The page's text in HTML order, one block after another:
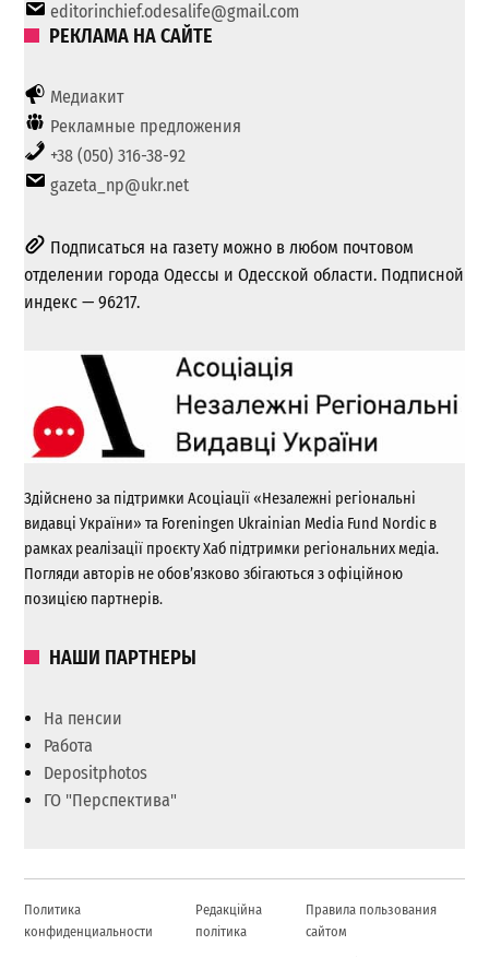
editorinchief.odesalife@gmail.com
РЕКЛАМА НА САЙТЕ
Медиакит
Рекламные предложения
+38 (050) 316-38-92
gazeta_np@ukr.net
Подписаться на газету можно в любом почтовом
отделении города Одессы и Одесской области. Подписной
индекс — 96217.
Здійснено за підтримки Асоціації «Незалежні регіональні
видавці України» та Foreningen Ukrainian Media Fund Nordic в
рамках реалізації проєкту Хаб підтримки регіональних медіа.
Погляди авторів не обов’язково збігаються з офіційною
позицією партнерів.
НАШИ ПАРТНЕРЫ
На пенсии
Работа
Depositphotos
ГО "Перспектива"
Политика
конфиденциальности
Редакційна
політика
Правила пользования
сайтом